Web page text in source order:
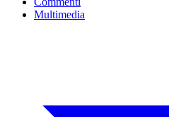
Multimedia